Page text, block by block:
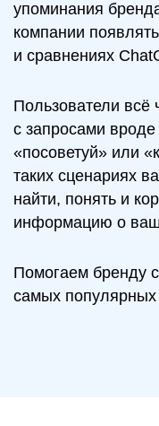
упоминания
компании
и сравнениях
Пользователи
с запросами
«посоветуй» или
таких сценариях
найти, понять и
информацию о
Помогаем бренду
самых популярных